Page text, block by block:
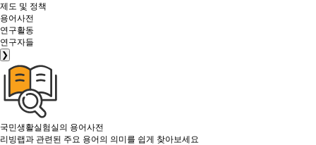
제도 및 정책
용어사전
연구활동
연구자들
❯
국민생활실험실의 용어사전
리빙랩과 관련된 주요 용어의 의미를 쉽게 찾아보세요